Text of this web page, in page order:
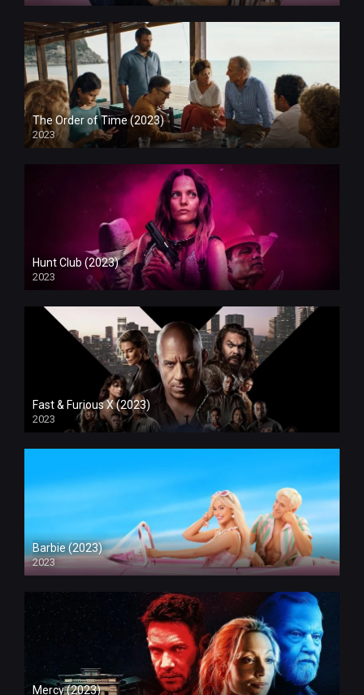
The Order of Time (2023)
2023
Hunt Club (2023)
2023
Fast & Furious X (2023)
2023
Barbie (2023)
2023
Mercy (2023)